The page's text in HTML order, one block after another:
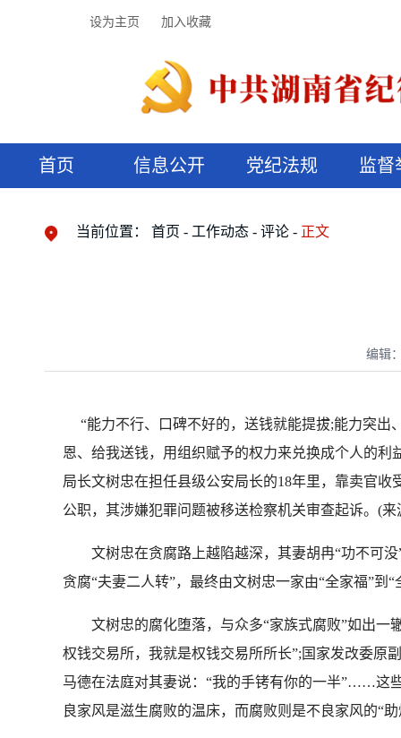
设为主页 加入收藏
首页 信息公开 党纪法规 监督
当前位置： 首页 工作动态 评论 正文
编辑
“能力不行、口碑不好的，送钱就能提拔;能力突
恩、给我送钱，用组织赋予的权力来兑换成个人的
局长文树忠在担任县级公安局长的18年里，靠卖官
公职，其涉嫌犯罪问题被移送检察机关审查起诉。(
文树忠在贪腐路上越陷越深，其妻胡冉“功不可没
贪腐“夫妻二人转”，最终由文树忠一家由“全家福”到“
文树忠的腐化堕落，与众多“家族式腐败”如出一
权钱交易所，我就是权钱交易所所长”;国家发改委原
马德在法庭对其妻说：“我的手铐有你的一半”……这
良家风是滋生腐败的温床，而腐败则是不良家风的“